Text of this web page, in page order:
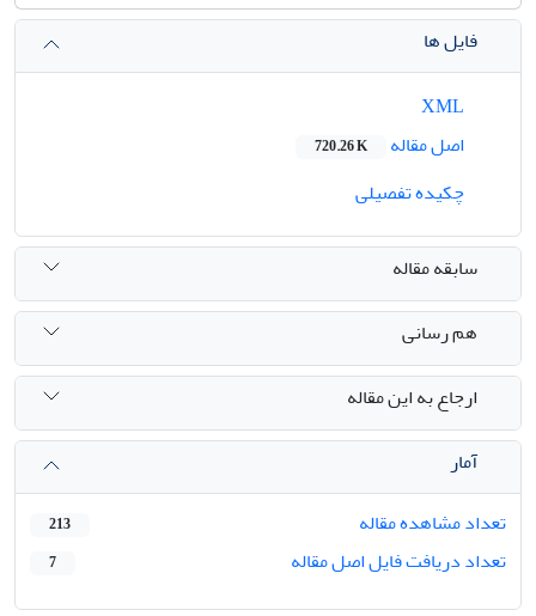
فایل ها
اصل مقاله
720.26 K
چکیده تفصیلی
سابقه مقاله
هم رسانی
ارجاع به این مقاله
آمار
تعداد مشاهده مقاله
213
تعداد دریافت فایل اصل مقاله 7